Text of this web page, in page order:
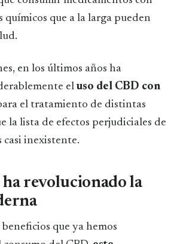
químicos que a la larga pueden
en los últimos años ha
eluso del CBD con
el tratamiento de distintas
la lista de efectos perjudiciales de
casi inexistente.
revolucionado la
que ya hemos